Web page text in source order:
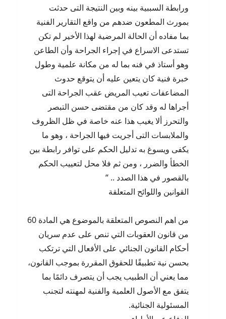
ورابطة السببية بينه وبين النتيجة التى حدثت
بمورث المطعون ضدهم من واقع التقارير الفنية
بما مفاده أن الحالة المرضية لهذا الأخير لم تكن
تستدعى الاسراع في إجراء الجراحة وأن الطاعن
وهو أستاذ في فنه بما له من مكانة علمية وطول
خبرة فنية كان يتعين عليه أن يتوقع حدوث
المضاعفات تعيب المريض عقب الجراحة التى
أجراها له وقد كان من مقتضى حسن التبصر
والتحرز ألا يغيب هذا عنه خاصة في ظل الظروف
والملابسات التى أجريت فيها الجراحة ، وهو ما
يكفى ويسوغ به تدليل الحكم على توافر رابطة بين
الخطأ والضرر ، ومن ثم فلا محل لتعييب الحكم
بالقصور في هذا الصدد .. “
القوانين واللوائح المتعلقة
من اهم النصوص المتعلقة بالموضوع هي المادة 60
من قانون العقوبات التي تنص على عدم سريان
أحكام القانون الجنائي على الأفعال التي ترتكب
بحسن نية تطبيقًا للحقوق المقررة بموجب القانون،
مما يعني أن الطبيب يجب أن يتصرف دائمًا بما
يتفق مع الأصول العلمية والفنية لمهنته لتجنب
المسئولية الجنائية.